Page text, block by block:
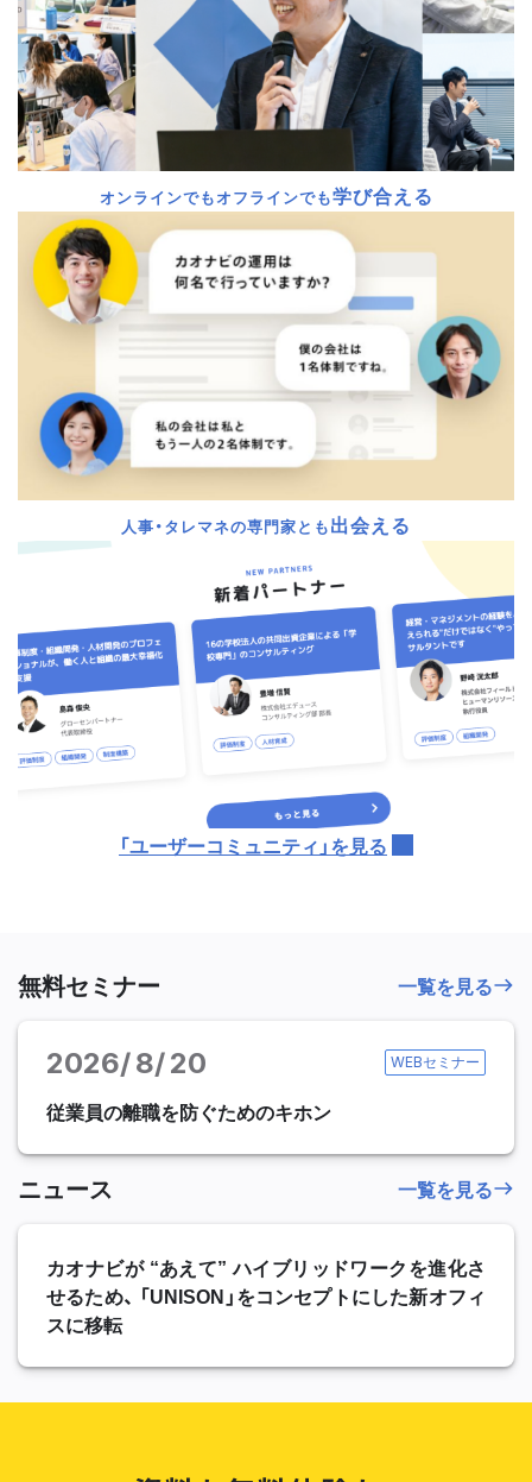
無料セミナー
2026 8 20 WEBセミナー
従業員の離職を防ぐためのキホン
一覧を見る
ニュース
カオナビが “あえて” ハイブリッドワークを進化さ
せるため、 「UNISON」をコンセプトにした新オフィ
スに移転
一覧を見る
オンラインでもオフラインでも学び合える
人事・タレマネの専門家とも出会える
「ユーザーコミュニティ」を見る